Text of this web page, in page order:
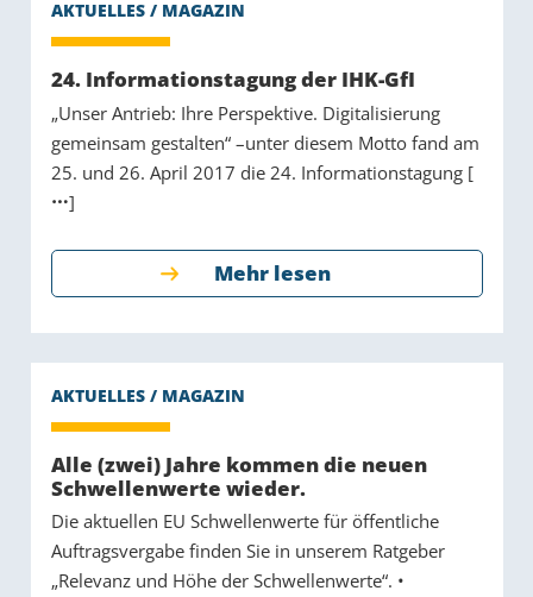
24. Informationstagung der IHK-GfI
„Unser Antrieb: Ihre Perspektive. Digitalisierung
gemeinsam gestalten“ –unter diesem Motto fand am
25. und 26. April 2017 die 24. Informationstagung [
]
Mehr lesen
Alle (zwei) Jahre kommen die neuen
Schwellenwerte wieder.
Die aktuellen EU Schwellenwerte für öffentliche
Auftragsvergabe finden Sie in unserem Ratgeber
„Relevanz und Höhe der Schwellenwerte“. •